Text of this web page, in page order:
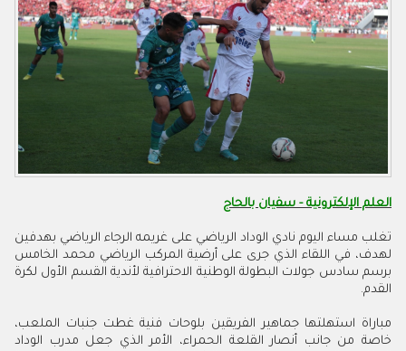
العلم الإلكترونية - سفيان بالحاج
تغلب مساء اليوم نادي الوداد الرياضي على غريمه الرجاء الرياضي بهدفين
لهدف، في اللقاء الذي جرى على أرضية المركب الرياضي محمد الخامس
برسم سادس جولات البطولة الوطنية الاحترافية لأندية القسم الأول لكرة
القدم.
مباراة استهلتها جماهير الفريقين بلوحات فنية غطت جنبات الملعب،
خاصة من جانب أنصار القلعة الحمراء، الأمر الذي جعل مدرب الوداد